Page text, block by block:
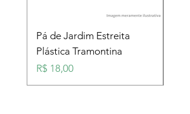
Pá de Jardim Estreita
Plástica Tramontina
Preço
R$ 18,00